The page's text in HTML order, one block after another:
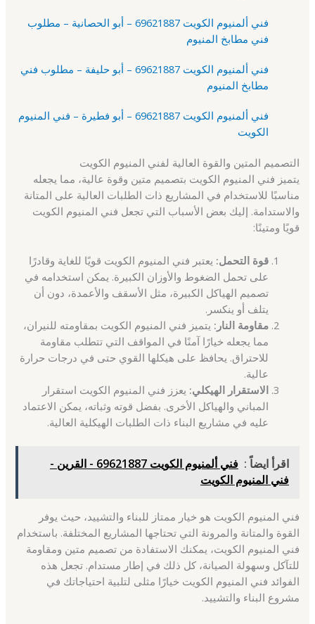
فني ألمنيوم الكويت 69621887 – أبو الحصانية – مطلوب
فني مطابخ المنيوم
فني ألمنيوم الكويت 69621887 – أبو حليفة – مطلوب فني
مطابخ المنيوم
فني ألمنيوم الكويت 69621887 – أبو فطيرة – فني المنيوم
الكويت
التصميم المتين والقوة العالية لفني المنيوم الكويت
يتميز فني المنيوم الكويت بتصميم متين وقوة عالية، مما يجعله
مناسبًا للاستخدام في المشاريع ذات الطلبات العالية على المتانة
والاستدامة. إليك بعض الأسباب التي تجعل فني المنيوم الكويت
قويًا ومتينًا:
قوة التحمل: يعتبر فني المنيوم الكويت قويًا للغاية وقادرًا
على تحمل الضغوط والأوزان الكبيرة. يمكن استخدامه في
تصميم الهياكل الكبيرة، مثل الأسقف والأعمدة، دون أن
يتلف أو ينكسر.
مقاومة النار: يتميز فني المنيوم الكويت بمقاومته للنيران،
مما يجعله خيارًا آمنًا في المواقف التي تتطلب مقاومة
للاحتراق. يحافظ على هيكلها القوي حتى في درجات حرارة
عالية.
الاستقرار الهيكلي: يعزز فني المنيوم الكويت استقرار
المباني والهياكل الأخرى. بفضل قوته وثباته، يمكن الاعتماد
عليه في مشاريع البناء ذات الطلبات الهيكلية العالية.
اقرأ ايضاً :
فني ألمنيوم الكويت 69621887 - القرين -
فني المنيوم الكويت
فني المنيوم الكويت هو خيار ممتاز للبناء والتشييد، حيث يوفر
القوة والمتانة والمرونة التي تحتاجها المشاريع المختلفة. باستخدام
فني المنيوم الكويت، يمكنك الاستفادة من تصميم متين ومقاومة
للتآكل وسهولة الصيانة، كل ذلك في إطار مستدام. تجعل هذه
الفوائد فني المنيوم الكويت خيارًا مثلى لتلبية احتياجاتك في
مشروع البناء والتشييد.